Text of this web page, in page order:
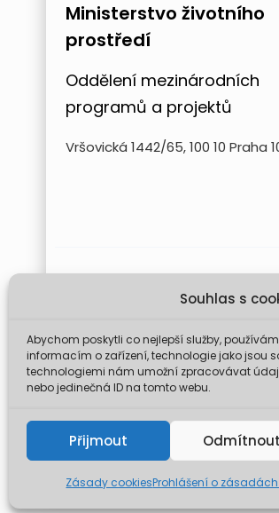
Souhlas s
Abychom poskytli co nejlepší služby,
informacím o zařízení, technologie jako jsou
technologiemi nám umožní zpracovávat
nebo jedinečná ID na tomto webu.
Přijmout Odmítnout
Zásady cookiesProhlášení o
Ministerstvo životního
prostředí
Oddělení mezinárodních
programů a projektů
Vršovická 1442/65, 100 10 Praha
Projekt
Údaje a informace